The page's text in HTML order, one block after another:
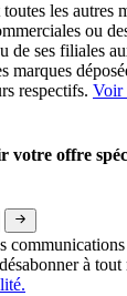
les autres
ou
de ses filiales
marques
respectifs. Voir
votre offre
à